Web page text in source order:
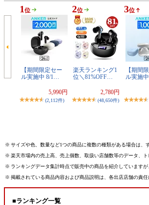
1 位
【期間限定セー
ル実施中 8/1…
5,990円
(2,112件)
2位
楽天ランキング1
位＼81%OFF…
2,780円
(48,650件)
3位
【期間
ル実施
※ サイズや色、数量など1つの商品に複数の種類がある場合は、
※ 楽天市場内の売上高、売上個数、取扱い店舗数等のデータ、
※ ランキングデータ集計時点で販売中の商品を紹介しています
※ 掲載されている商品内容および商品説明は、各出店店舗の責
■ランキング一覧